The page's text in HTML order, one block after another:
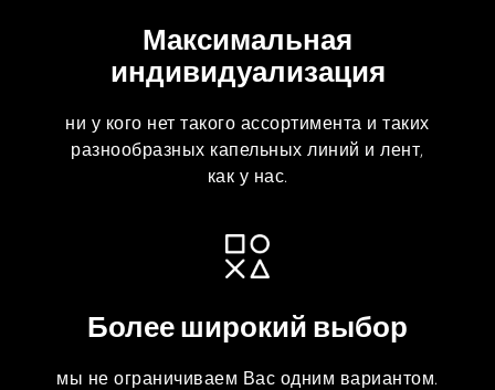
Максимальная
индивидуализация
ни у кого нет такого ассортимента и таких
разнообразных капельных линий и лент,
как у нас.
Более широкий выбор
мы не ограничиваем Вас одним вариантом.